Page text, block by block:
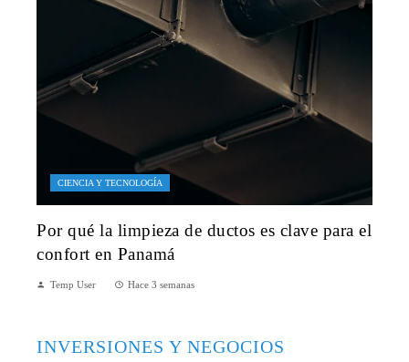
CIENCIA Y TECNOLOGÍA
Por qué la limpieza de ductos es clave para el
confort en Panamá
Temp User Hace 3 semanas
INVERSIONES Y NEGOCIOS